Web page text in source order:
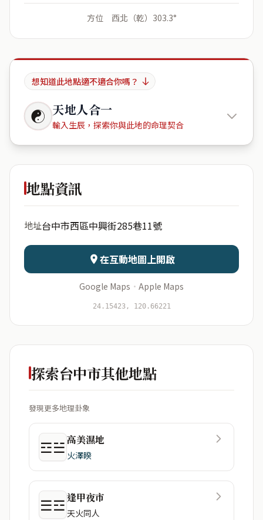
方位 西北（乾）303.3°
想知道此地點適不適合你嗎？
☯ 天地人合一
輸入生辰，探索你與此地的命理契合
紐約CBD
日期 出生時辰
資料僅用於即時分析，不會儲存於伺服器
地點資訊
地址台中市西區中興街285巷11號
在互動地圖上開啟
Google Maps · Apple Maps
24.15423, 120.66221
探索台中市其他地點
發現更多地理卦象
☲☱高美濕地
火澤睽
☰☲逢甲夜市
天火同人